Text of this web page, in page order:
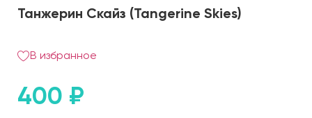
Танжерин Скайз (Tangerine Skies)
В избранное
400 ₽